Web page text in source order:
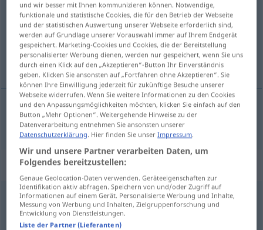
Übersicht aller Übersetzungen
(Für mehr Details die Übersetzung anklicken/antippen)
tymczasem
tymczasem einstweilen
Synonyme für "einstweilen"
vorübergehend,vorläufig (Hauptform),einstweilig
zunächst (einmal),vorerst
und wir besser mit Ihnen kommunizieren können. Notwendige,
funktionale und statistische Cookies, die für den Betrieb der Webseite
und der statistischen Auswertung unserer Webseite erforderlich sind,
werden auf Grundlage unserer Vorauswahl immer auf Ihrem Endgerät
gespeichert. Marketing-Cookies und Cookies, die der Bereitstellung
personalisierter Werbung dienen, werden nur gespeichert, wenn Sie uns
durch einen Klick auf den „Akzeptieren“-Button Ihr Einverständnis
geben. Klicken Sie ansonsten auf „Fortfahren ohne Akzeptieren“. Sie
können Ihre Einwilligung jederzeit für zukünftige Besuche unserer
Webseite widerrufen. Wenn Sie weitere Informationen zu den Cookies
und den Anpassungsmöglichkeiten möchten, klicken Sie einfach auf den
Button „Mehr Optionen“. Weitergehende Hinweise zu der
Datenverarbeitung entnehmen Sie ansonsten unserer
Datenschutzerklärung. Hier finden Sie unserImpressum.
Wir und unsere Partner verarbeiten Daten, um
Folgendes bereitzustellen:
Genaue Geolocation-Daten verwenden. Geräteeigenschaften zur
Identifikation aktiv abfragen. Speichern von und/oder Zugriff auf
Informationen auf einem Gerät. Personalisierte Werbung und Inhalte,
Messung von Werbung und Inhalten, Zielgruppenforschung und
Entwicklung von Dienstleistungen.
Liste der Partner (Lieferanten)